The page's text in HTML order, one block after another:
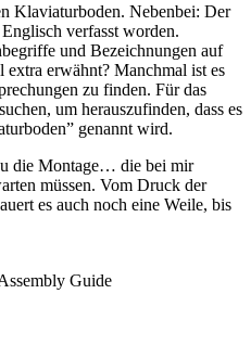
Klaviaturboden. Nebenbei: Der
verfasst worden.
und Bezeichnungen auf
erwähnt? Manchmal ist es
zu finden. Für das
um herauszufinden, dass es
genannt wird.
die Montage… die bei mir
müssen. Vom Druck der
es auch noch eine Weile, bis
Guide